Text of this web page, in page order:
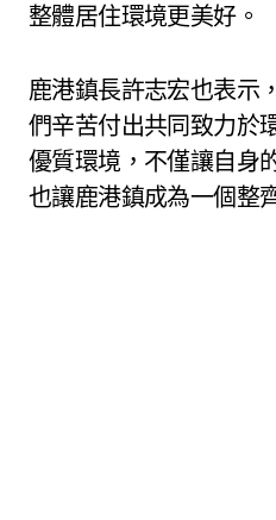
整體居住環境更美好。
鹿港鎮長許志宏也表示
們辛苦付出共同致力於
優質環境，不僅讓自身
也讓鹿港鎮成為一個整